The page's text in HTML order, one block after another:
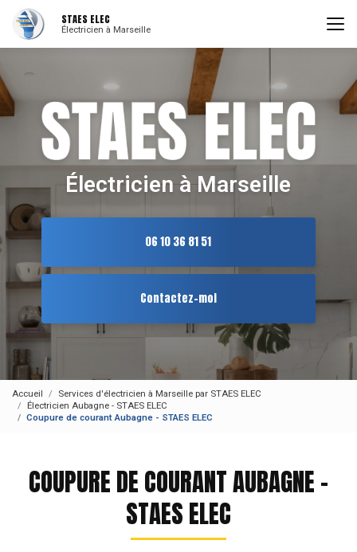
contenu
STAES ELEC
Électricien à Marseille
Électricien à Marseille
06 10 36 81 51
Contactez-moi
Accueil
Services d'électricien à Marseille par STAES ELEC
Électricien Aubagne - STAES ELEC
Coupure de courant Aubagne - STAES ELEC
COUPURE DE COURANT AUBAGNE -
STAES ELEC